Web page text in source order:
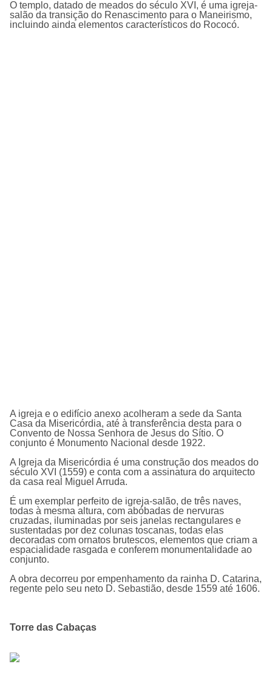
O templo, datado de meados do século XVI, é uma igreja-
salão da transição do Renascimento para o Maneirismo,
incluindo ainda elementos caracterí­sticos do Rococó.
A igreja e o edifí­cio anexo acolheram a sede da Santa
Casa da Misericórdia, até à transferência desta para o
Convento de Nossa Senhora de Jesus do Sí­tio. O
conjunto é Monumento Nacional desde 1922.
A Igreja da Misericórdia é uma construção dos meados do
século XVI (1559) e conta com a assinatura do arquitecto
da casa real Miguel Arruda.
É um exemplar perfeito de igreja-salão, de três naves,
todas à mesma altura, com abóbadas de nervuras
cruzadas, iluminadas por seis janelas rectangulares e
sustentadas por dez colunas toscanas, todas elas
decoradas com ornatos brutescos, elementos que criam a
espacialidade rasgada e conferem monumentalidade ao
conjunto.
A obra decorreu por empenhamento da rainha D. Catarina,
regente pelo seu neto D. Sebastião, desde 1559 até 1606.
Torre das Cabaças